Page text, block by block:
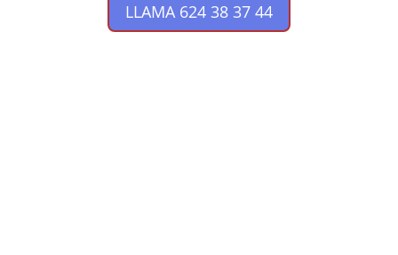
LLAMA 624 38 37 44